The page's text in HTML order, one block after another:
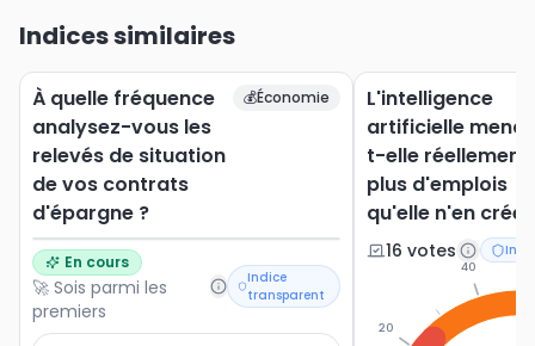
Indices similaires
À quelle fréquence
analysez-vous les
relevés de situation
de vos contrats
d'épargne ?
💰Économie
En cours
🚀 Sois parmi les
premiers
Indice
transparent
L'intelligence
artificielle
t-elle réellement
plus d'emplois
qu'elle n'en crée
16 votes
20
40